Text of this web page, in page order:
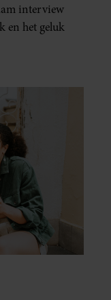
interview
en het geluk